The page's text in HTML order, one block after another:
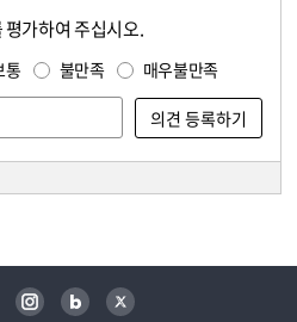
가하여 주십시오.
통 불만족 매우불만족
인스타그램 블로그 트위터